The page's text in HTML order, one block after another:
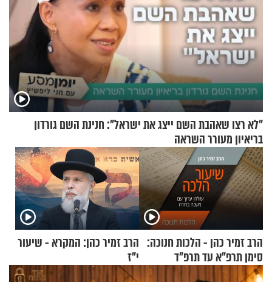
"לא רצו שאהבת השם ייצג את ישראל": חנינת השם גורדון
בריאיון מעורר השראה
הרב זמיר כהן - הלכות חנוכה:
סימן תרפ"א עד תרפ"ד
הרב זמיר כהן: המקרא - שיעור
י"ז